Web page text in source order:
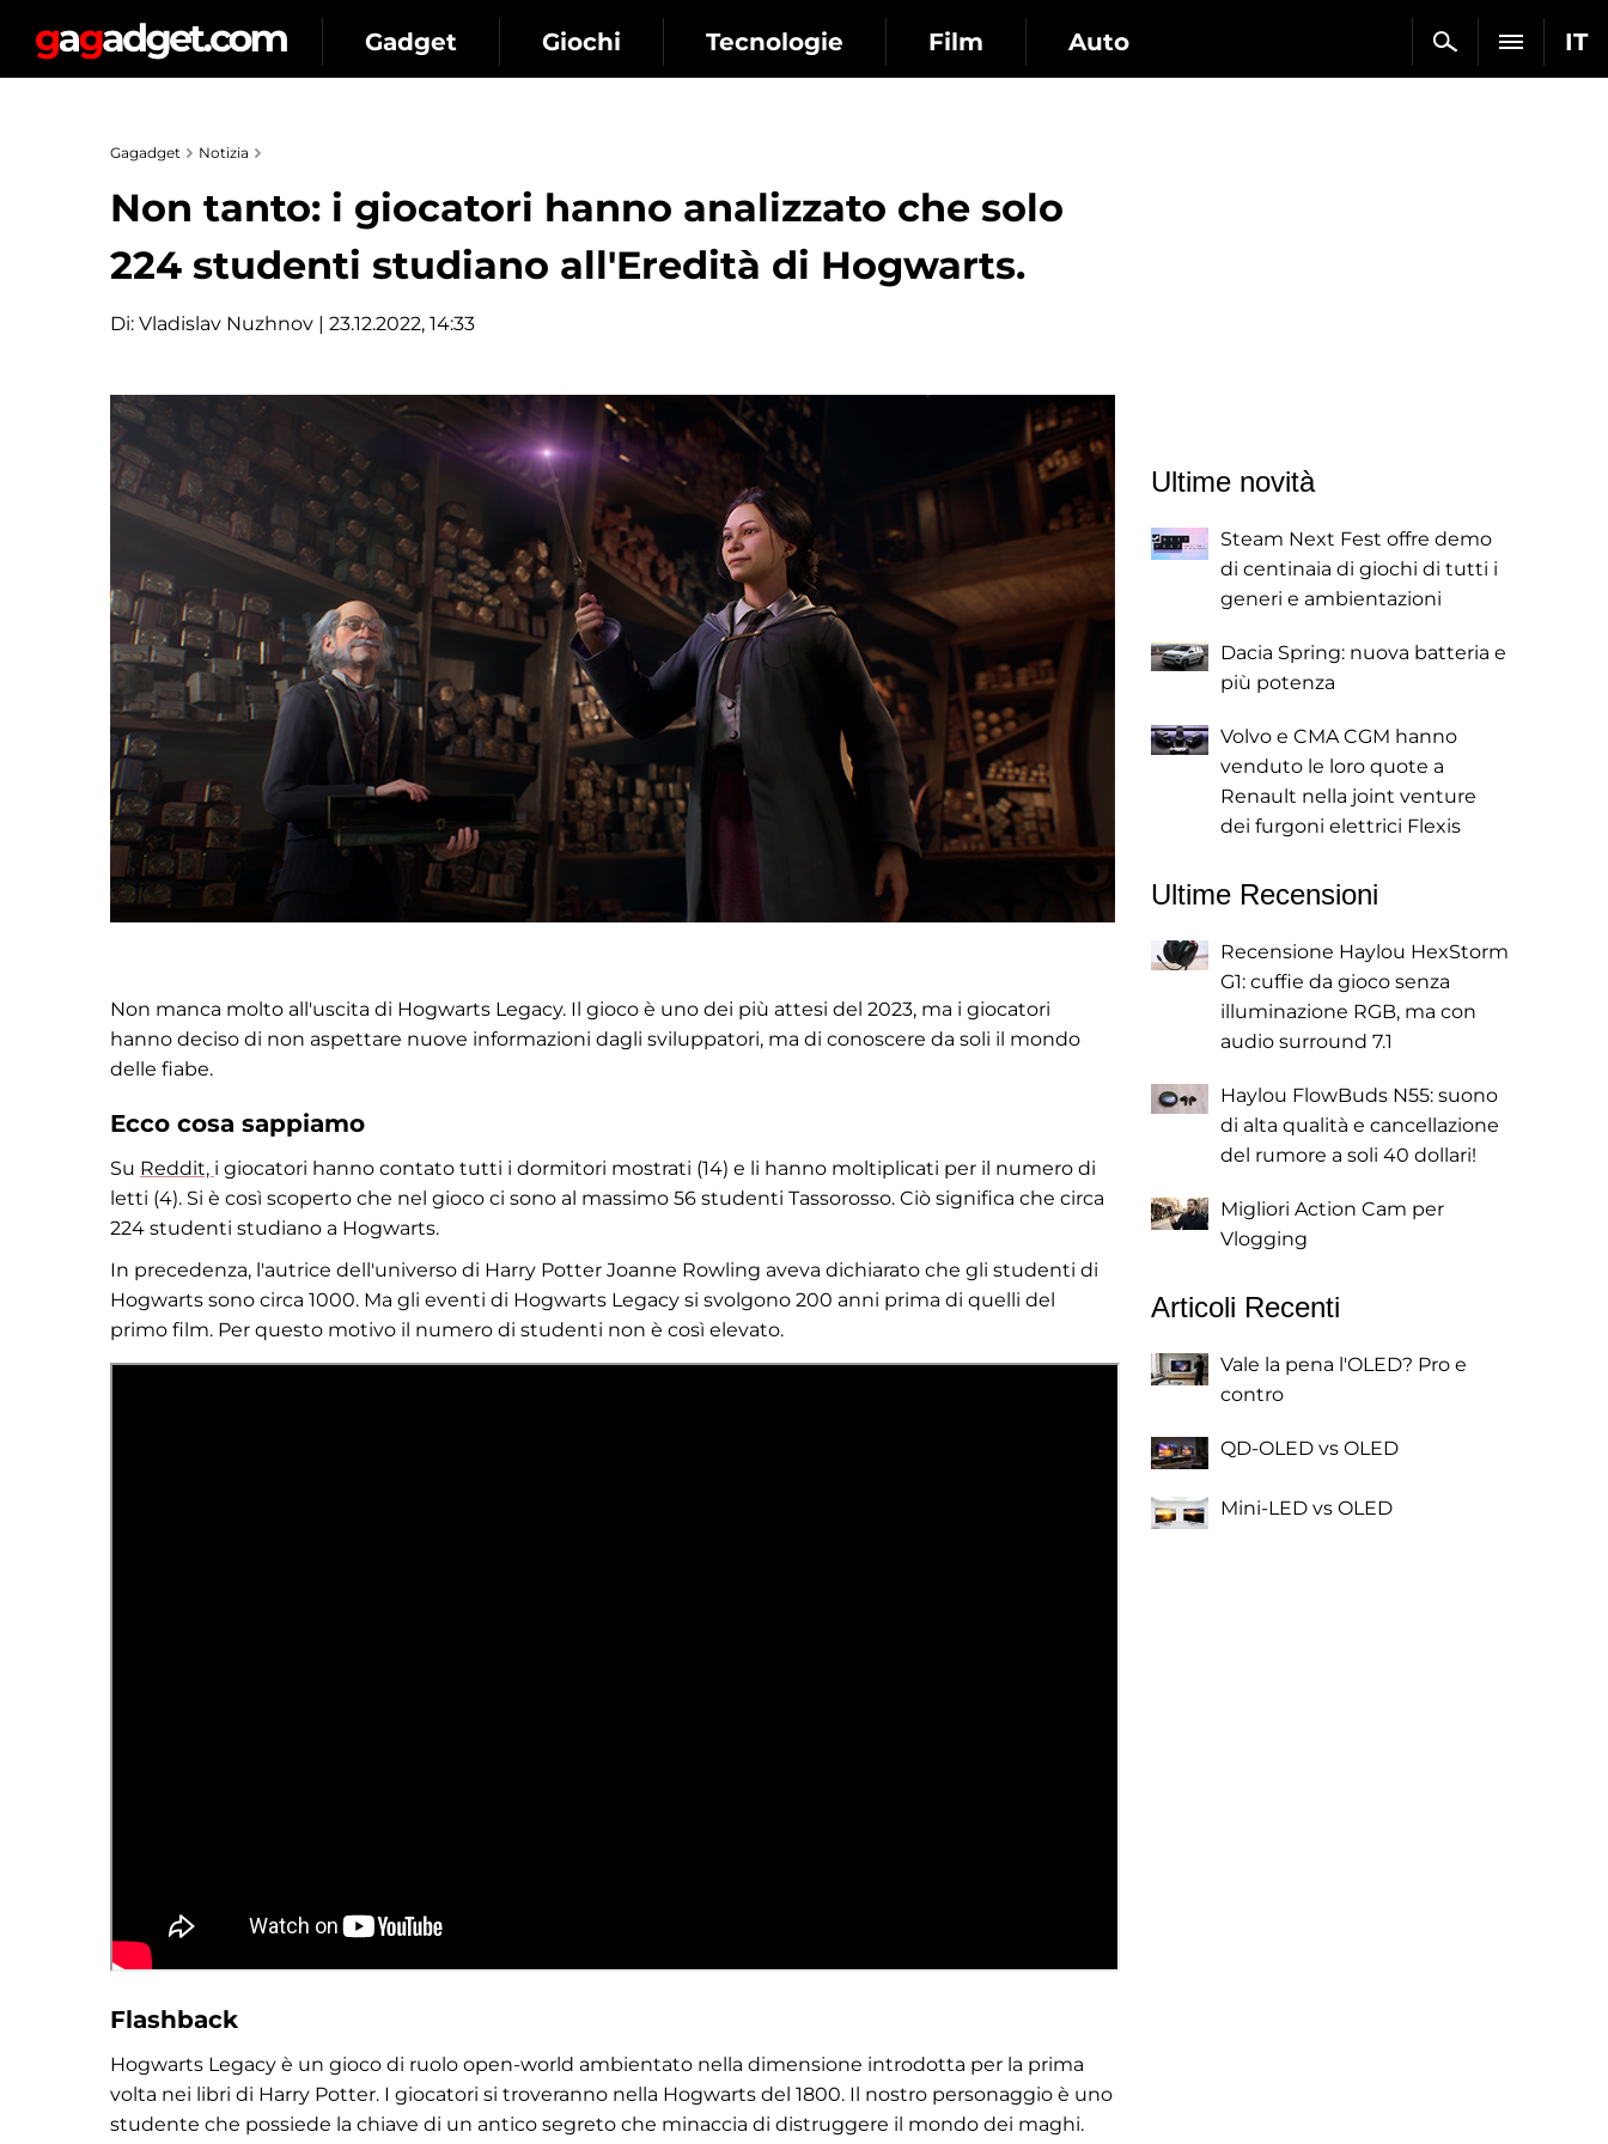
IT
Gadget Giochi Tecnologie Film Auto
Gagadget Notizia
Non tanto: i giocatori hanno analizzato che solo
224 studenti studiano all'Eredità di Hogwarts.
Di: Vladislav Nuzhnov | 23.12.2022, 14:33
Non manca molto all'uscita di Hogwarts Legacy. Il gioco è uno dei più attesi del 2023, ma i giocatori
hanno deciso di non aspettare nuove informazioni dagli sviluppatori, ma di conoscere da soli il mondo
delle fiabe.
Ecco cosa sappiamo
Su Reddit, i giocatori hanno contato tutti i dormitori mostrati (14) e li hanno moltiplicati per il numero di
letti (4). Si è così scoperto che nel gioco ci sono al massimo 56 studenti Tassorosso. Ciò significa che circa
224 studenti studiano a Hogwarts.
In precedenza, l'autrice dell'universo di Harry Potter Joanne Rowling aveva dichiarato che gli studenti di
Hogwarts sono circa 1000. Ma gli eventi di Hogwarts Legacy si svolgono 200 anni prima di quelli del
primo film. Per questo motivo il numero di studenti non è così elevato.
Flashback
Hogwarts Legacy è un gioco di ruolo open-world ambientato nella dimensione introdotta per la prima
volta nei libri di Harry Potter. I giocatori si troveranno nella Hogwarts del 1800. Il nostro personaggio è uno
studente che possiede la chiave di un antico segreto che minaccia di distruggere il mondo dei maghi.
Ultime novità
Steam Next Fest offre demo
di centinaia di giochi di tutti i
generi e ambientazioni
Dacia Spring: nuova batteria e
più potenza
Volvo e CMA CGM hanno
venduto le loro quote a
Renault nella joint venture
dei furgoni elettrici Flexis
Ultime Recensioni
Recensione Haylou HexStorm
G1: cuffie da gioco senza
illuminazione RGB, ma con
audio surround 7.1
Haylou FlowBuds N55: suono
di alta qualità e cancellazione
del rumore a soli 40 dollari!
Migliori Action Cam per
Vlogging
Articoli Recenti
Vale la pena l'OLED? Pro e
contro
QD-OLED vs OLED
Mini-LED vs OLED